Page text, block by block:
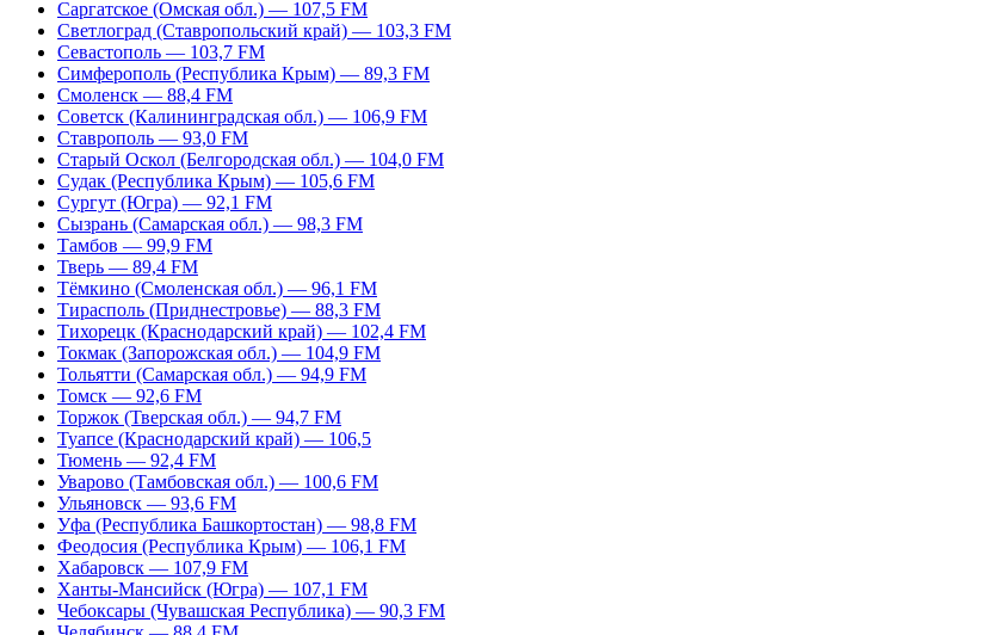
Саргатское (Омская обл.) — 107,5 FM
Светлоград (Ставропольский край) — 103,3 FM
Севастополь — 103,7 FM
Симферополь (Республика Крым) — 89,3 FM
Смоленск — 88,4 FM
Советск (Калининградская обл.) — 106,9 FM
Ставрополь — 93,0 FM
Старый Оскол (Белгородская обл.) — 104,0 FM
Судак (Республика Крым) — 105,6 FM
Сургут (Югра) — 92,1 FM
Сызрань (Самарская обл.) — 98,3 FM
Тамбов — 99,9 FM
Тверь — 89,4 FM
Тёмкино (Смоленская обл.) — 96,1 FM
Тирасполь (Приднестровье) — 88,3 FM
Тихорецк (Краснодарский край) — 102,4 FM
Токмак (Запорожская обл.) — 104,9 FM
Тольятти (Самарская обл.) — 94,9 FM
Томск — 92,6 FM
Торжок (Тверская обл.) — 94,7 FM
Туапсе (Краснодарский край) — 106,5
Тюмень — 92,4 FM
Уварово (Тамбовская обл.) — 100,6 FM
Ульяновск — 93,6 FM
Уфа (Республика Башкортостан) — 98,8 FM
Феодосия (Республика Крым) — 106,1 FM
Хабаровск — 107,9 FM
Ханты-Мансийск (Югра) — 107,1 FM
Чебоксары (Чувашская Республика) — 90,3 FM